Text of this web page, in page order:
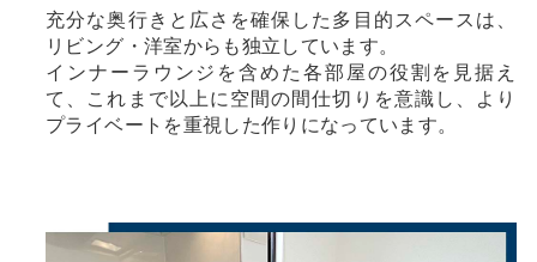
充分な奥行きと広さを確保した多目的スペースは、
リビング・洋室からも独立しています。
インナーラウンジを含めた各部屋の役割を見据え
て、これまで以上に空間の間仕切りを意識し、より
プライベートを重視した作りになっています。